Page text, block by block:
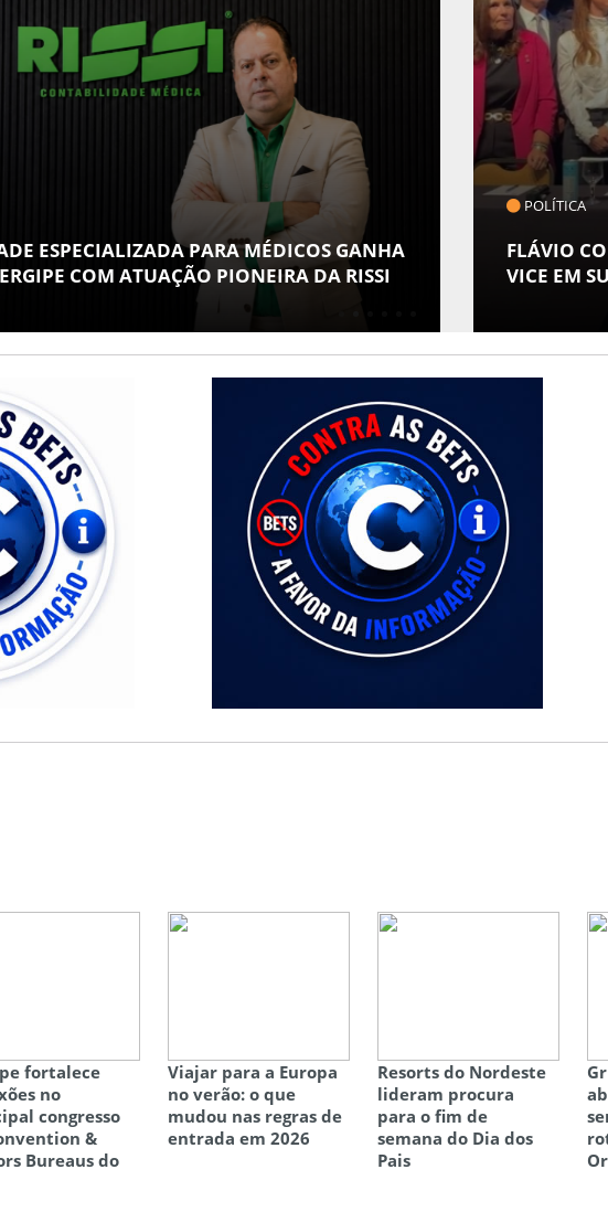
PARA MÉDICOS GANHA
ATUAÇÃO PIONEIRA DA RISSI
FLÁVIO
VICE EM SUA
fortalece
no
congresso
&
Bureaus do
Viajar para a Europa
no verão: o que
mudou nas regras de
entrada em 2026
Resorts do Nordeste
lideram procura
para o fim de
semana do Dia dos
Pais